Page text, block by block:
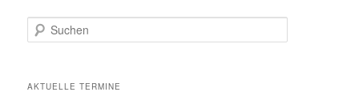
Suchen
AKTUELLE TERMINE